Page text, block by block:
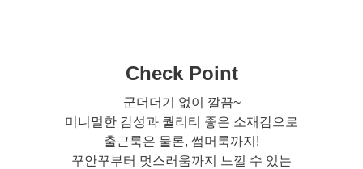
Check Point
군더더기 없이 깔끔~
미니멀한 감성과 퀄리티 좋은 소재감으로
출근룩은 물론, 썸머룩까지!
꾸안꾸부터 멋스러움까지 느낄 수 있는